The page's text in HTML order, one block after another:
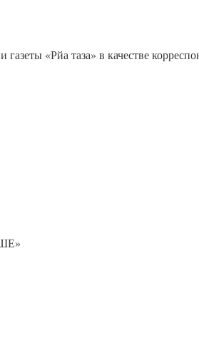
«Рйа таза» в качестве